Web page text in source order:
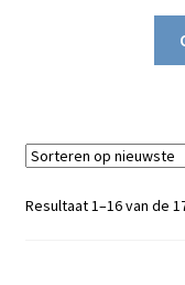
Resultaat 1–16 van de